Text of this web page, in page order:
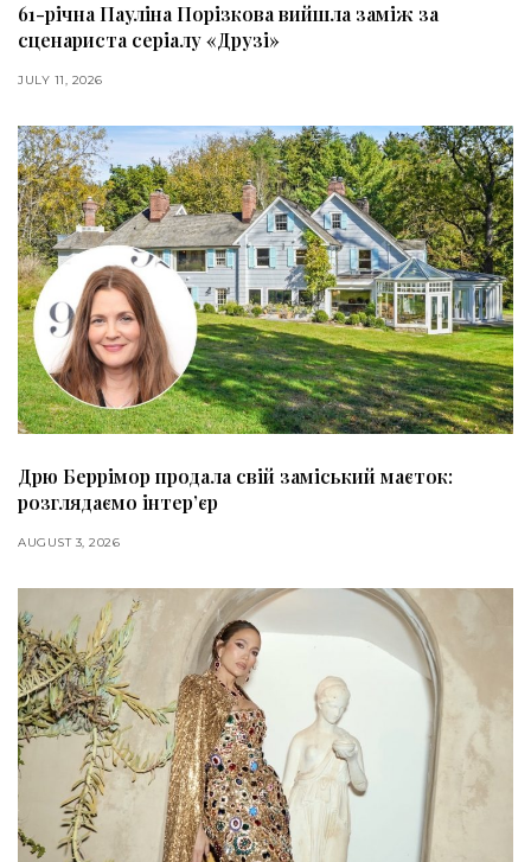
61-річна Пауліна Порізкова вийшла заміж за
сценариста серіалу «Друзі»
JULY 11, 2026
Дрю Беррімор продала свій заміський маєток:
розглядаємо інтер’єр
AUGUST 3, 2026